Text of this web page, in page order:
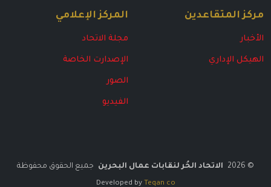
مركز المتقاعدين
الأخبار
الهيكل الإداري
المركز الإعلامي
مجلة الاتحاد
الإصدارت الخاصة
الصور
الفيديو
©
2026 الاتحاد الحُر لنقابات عمال البحرين جميع الحقوق محفوظة
Developed by Teqan co